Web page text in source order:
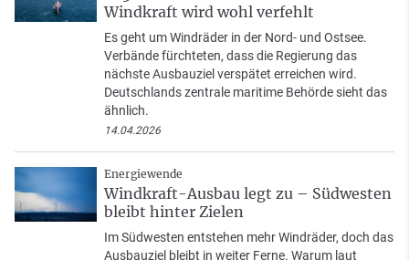
Windkraft wird wohl verfehlt
Es geht um Windräder in der Nord- und Ostsee.
Verbände fürchteten, dass die Regierung das
nächste Ausbauziel verspätet erreichen wird.
Deutschlands zentrale maritime Behörde sieht das
ähnlich.
14.04.2026
Energiewende
Windkraft-Ausbau legt zu – Südwesten
bleibt hinter Zielen
Im Südwesten entstehen mehr Windräder, doch das
Ausbauziel bleibt in weiter Ferne. Warum laut